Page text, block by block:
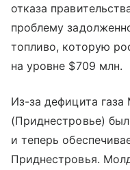
отказа
проблему
топливо, которую
на уровне $709 млн.
Из-за дефицита
(Приднестровье)
и теперь
Приднестровья.